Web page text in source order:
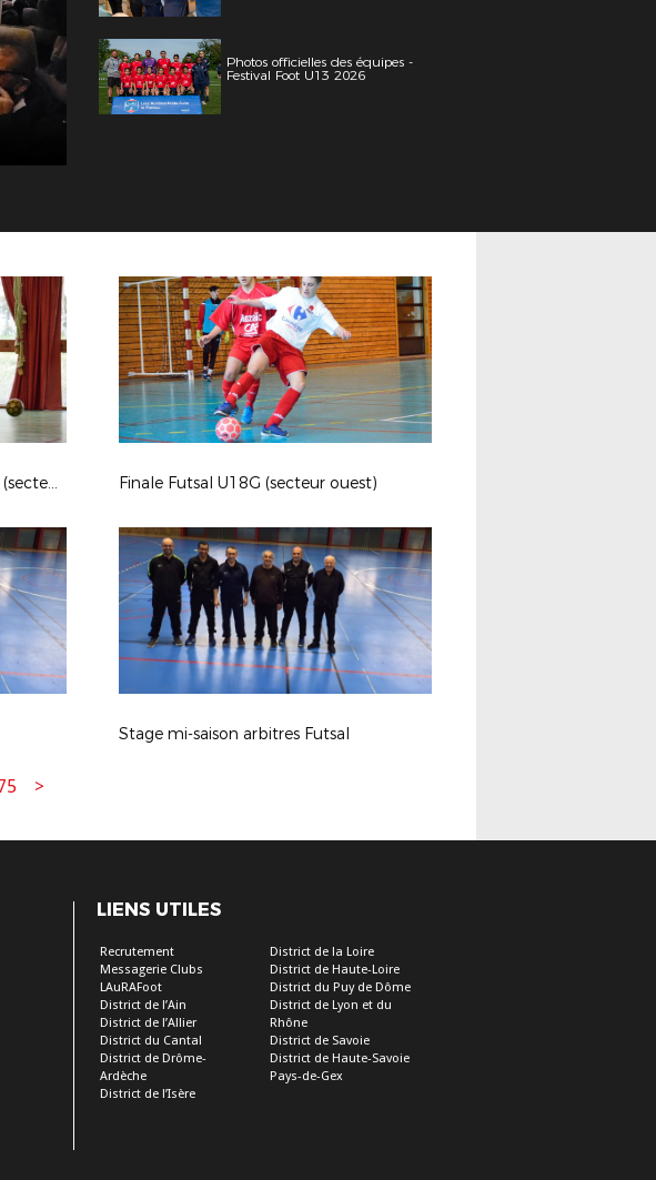
Photos officielles des équipes -
Festival Foot U13 2026
Finales Régionales Futsal Jeunes (secteur Est) Finale Futsal U18G (secteur ouest)
Stage mi-saison arbitres Futsal
>
LIENS UTILES
Recrutement
Messagerie Clubs
LAuRAFoot
District de l’Ain
District de l’Allier
District du Cantal
District de Drôme-
Ardèche
District de l’Isère
District de la Loire
District de Haute-Loire
District du Puy de Dôme
District de Lyon et du
Rhône
District de Savoie
District de Haute-Savoie
Pays-de-Gex